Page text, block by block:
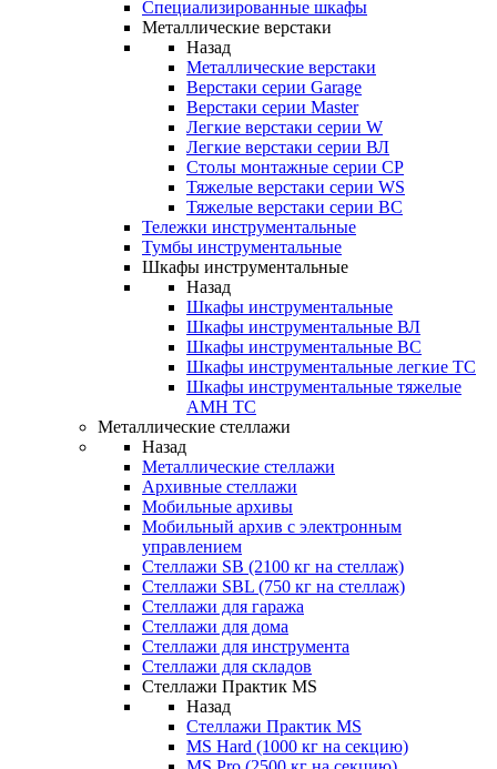
Cпециализированные шкафы
Металлические верстаки
Назад
Металлические верстаки
Верстаки серии Garage
Верстаки серии Master
Легкие верстаки серии W
Легкие верстаки серии ВЛ
Столы монтажные серии СР
Тяжелые верстаки серии WS
Тяжелые верстаки серии ВС
Тележки инструментальные
Тумбы инструментальные
Шкафы инструментальные
Назад
Шкафы инструментальные
Шкафы инструментальные ВЛ
Шкафы инструментальные ВС
Шкафы инструментальные легкие ТС
Шкафы инструментальные тяжелые
AMH TC
Металлические стеллажи
Назад
Металлические стеллажи
Архивные стеллажи
Мобильные архивы
Мобильный архив с электронным
управлением
Стеллажи SB (2100 кг на стеллаж)
Стеллажи SBL (750 кг на стеллаж)
Стеллажи для гаража
Стеллажи для дома
Стеллажи для инструмента
Стеллажи для складов
Стеллажи Практик MS
Назад
Стеллажи Практик MS
MS Hard (1000 кг на секцию)